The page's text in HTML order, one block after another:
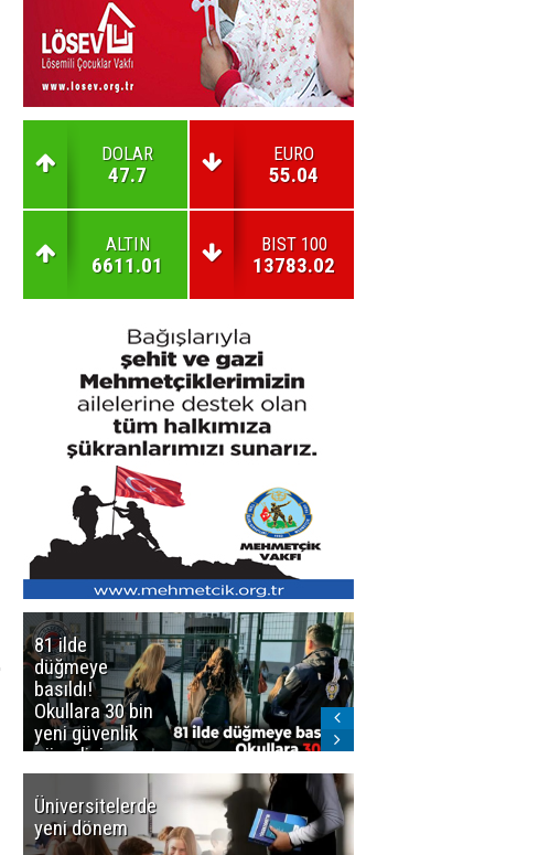
DOLAR
47.7
EURO
55.04
ALTIN
6611.01
BIST 100
13783.02
81 ilde
düğmeye
basıldı!
Okullara 30 bin
yeni güvenlik
görevlisi
Üniversitelerde
yeni dönem